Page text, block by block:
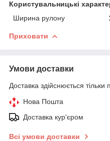
Користувальницькі
Ширина рулону
Приховати
Умови доставки
Доставка здійснюється тільки
Нова Пошта
Доставка кур'єром
Всі умови доставки